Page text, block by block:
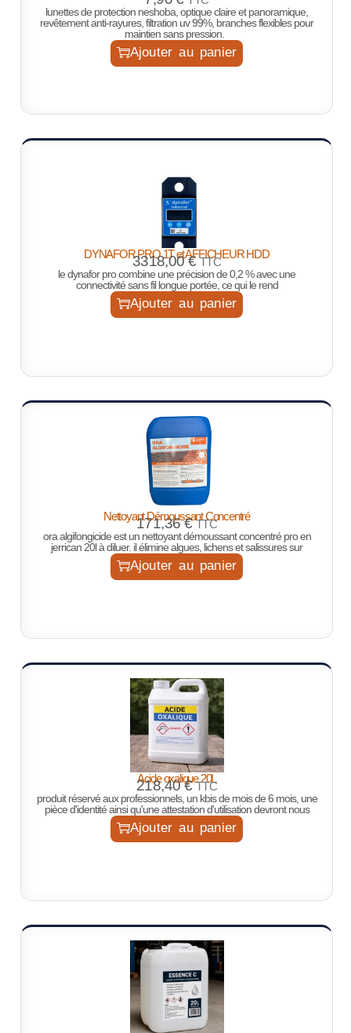
lunettes de protection neshoba, optique claire et panoramique,
revêtement anti-rayures, filtration uv 99%, branches flexibles pour
maintien sans pression.
Ajouter au panier
DYNAFOR PRO 1T et AFFICHEUR HDD
3318,00€ TTC
le dynafor pro combine une précision de 0,2 % avec une
connectivité sans fil longue portée, ce qui le rend
Ajouter au panier
Nettoyant Démoussant Concentré
171,36€ TTC
ora algifongicide est un nettoyant démoussant concentré pro en
jerrican 20l à diluer. il élimine algues, lichens et salissures sur
Ajouter au panier
Acide oxalique 20L
218,40€ TTC
produit réservé aux professionnels, un kbis de mois de 6 mois, une
pièce d'identité ainsi qu'une attestation d'utilisation devront nous
Ajouter au panier